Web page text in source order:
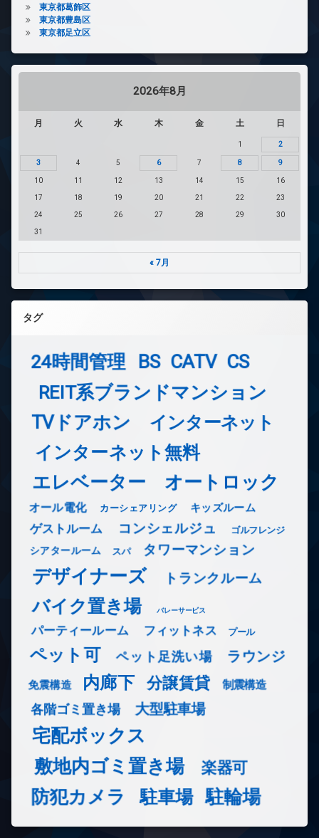
東京都葛飾区
東京都豊島区
東京都足立区
2026年8月
月 火 水 木 金 土 日
1 2
3 4 5 6 7 8 9
10 11 12 13 14 15 16
17 18 19 20 21 22 23
24 25 26 27 28 29 30
31
« 7月
タグ
24時間管理 BS CATV CS
REIT系ブランドマンション
TVドアホン インターネット
インターネット無料
エレベーター オートロック
オール電化 カーシェアリング キッズルーム
ゲストルーム コンシェルジュ ゴルフレンジ
シアタールーム スパ タワーマンション
デザイナーズ トランクルーム
バイク置き場 バレーサービス
パーティールーム フィットネス プール
ペット可 ペット足洗い場 ラウンジ
免震構造 内廊下 分譲賃貸 制震構造
各階ゴミ置き場 大型駐車場
宅配ボックス
敷地内ゴミ置き場
楽器可
防犯カメラ 駐車場 駐輪場